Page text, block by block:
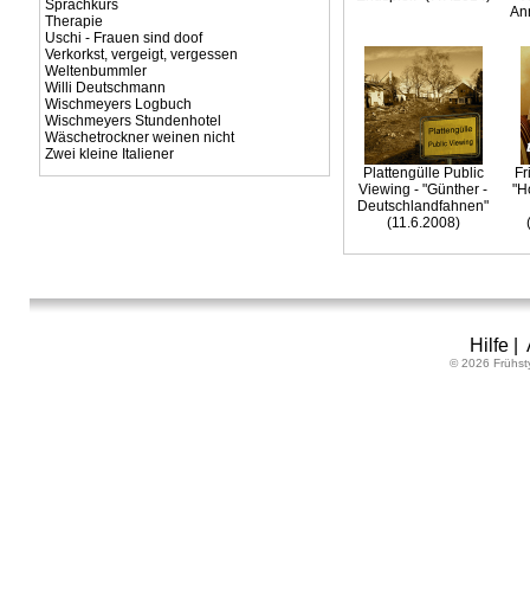
Sprachkurs
Therapie
Uschi - Frauen sind doof
Verkorkst, vergeigt, vergessen
Weltenbummler
Willi Deutschmann
Wischmeyers Logbuch
Wischmeyers Stundenhotel
Wäschetrockner weinen nicht
Zwei kleine Italiener
Plattengülle Public
Viewing - "Günther -
Deutschlandfahnen"
(11.6.2008)
Hilfe|
© 2026